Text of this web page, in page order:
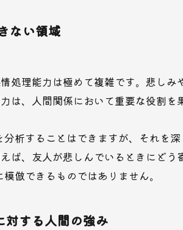
ない領域
処理能力は極めて複雑です。悲しみ
は、人間関係において重要な役割を
析することはできますが、それを
ば、友人が悲しんでいるときにどう
倣できるものではありません。
対する人間の強み